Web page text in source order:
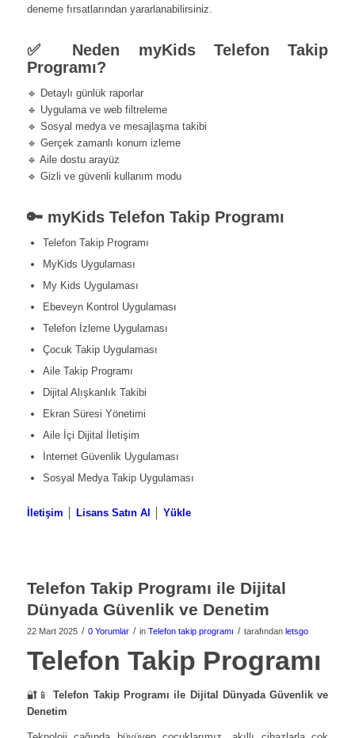
deneme fırsatlarından yararlanabilirsiniz.
✅ Neden myKids Telefon Takip
Programı?
🔹 Detaylı günlük raporlar
🔹 Uygulama ve web filtreleme
🔹 Sosyal medya ve mesajlaşma takibi
🔹 Gerçek zamanlı konum izleme
🔹 Aile dostu arayüz
🔹 Gizli ve güvenli kullanım modu
🔑 myKids Telefon Takip Programı
Telefon Takip Programı
MyKids Uygulaması
My Kids Uygulaması
Ebeveyn Kontrol Uygulaması
Telefon İzleme Uygulaması
Çocuk Takip Uygulaması
Aile Takip Programı
Dijital Alışkanlık Takibi
Ekran Süresi Yönetimi
Aile İçi Dijital İletişim
İnternet Güvenlik Uygulaması
Sosyal Medya Takip Uygulaması
İletişim Lisans Satın Al Yükle
Telefon Takip Programı ile Dijital
Dünyada Güvenlik ve Denetim
22 Mart 2025 / 0 Yorumlar / in Telefon takip programı / tarafından letsgo
Telefon Takip Programı
🔐📱Telefon Takip Programı ile Dijital Dünyada Güvenlik ve
Denetim